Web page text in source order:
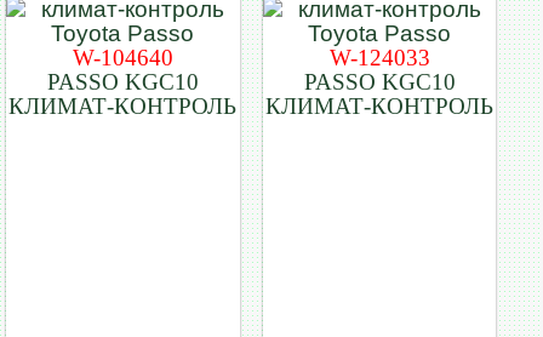
W-104640
PASSO KGC10
КЛИМАТ-КОНТРОЛЬ
W-124033
PASSO KGC10
КЛИМАТ-КОНТРОЛЬ